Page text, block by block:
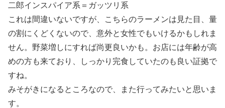
二郎インスパイア系＝ガッツリ系
これは間違いないですが、こちらのラーメンは見た目、量
の割にくどくないので、意外と女性でもいけるかもしれま
せん。野菜増しにすれば尚更良いかも。お店には年齢が高
めの方も来ており、しっかり完食していたのも良い証拠で
すね。
みそがきになるところなので、また行ってみたいと思いま
す。